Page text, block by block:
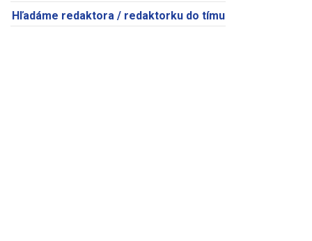
Hľadáme redaktora / redaktorku do tímu